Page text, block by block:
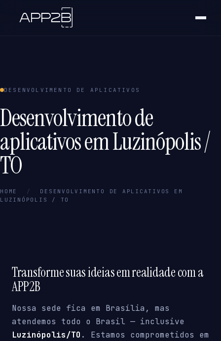
DESENVOLVIMENTO DE APLICATIVOS
Desenvolvimento de
aplicativos em Luzinópolis /
TO
HOME /
DESENVOLVIMENTO DE APLICATIVOS EM
LUZINÓPOLIS / TO
Transforme suas ideias em realidade com a
APP2B
Nossa sede fica em Brasília, mas
atendemos todo o Brasil — inclusive
Luzinópolis/TO . Estamos comprometidos em